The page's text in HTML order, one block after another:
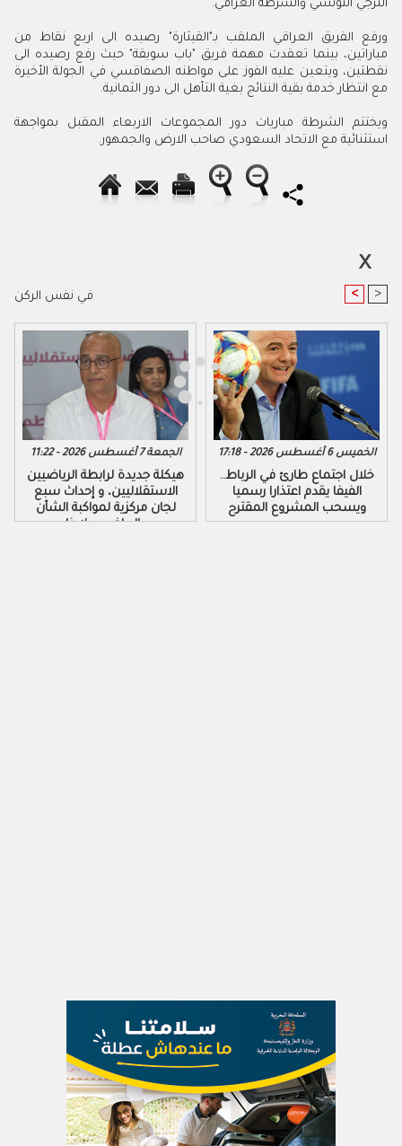
الترجي التونسي والشرطة العراقي.
ورفع الفريق العراقي الملقب بـ"القيثارة" رصيده الى اربع نقاط من
مباراتين، بينما تعقدت مهمة فريق "باب سويقة" حيث رفع رصيده الى
نقطتين، ويتعين عليه الفوز على مواطنه الصفاقسي في الجولة الأخيرة
مع انتظار خدمة بقية النتائج بغية التأهل الى دور الثمانية.
ويختتم الشرطة مباريات دور المجموعات الاربعاء المقبل بمواجهة
استثنائية مع الاتحاد السعودي صاحب الارض والجمهور.
في نفس الركن < >
الجمعة 7 أغسطس 2026 - 11:22
هيكلة جديدة لرابطة الرياضيين
الاستقلاليين، و إحداث سبع
لجان مركزية لمواكبة الشأن
الرياضي ببلادنا..
الخميس 6 أغسطس 2026 - 17:18
خلال اجتماع طارئ في الرباط..
الفيفا يقدم اعتذارا رسميا
ويسحب المشروع المقترح